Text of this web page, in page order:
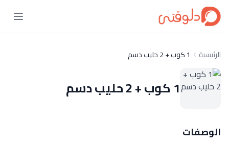
الرئيسية 1 كوب + 2 حليب دسم
1 كوب + 2 حليب دسم
الوصفات